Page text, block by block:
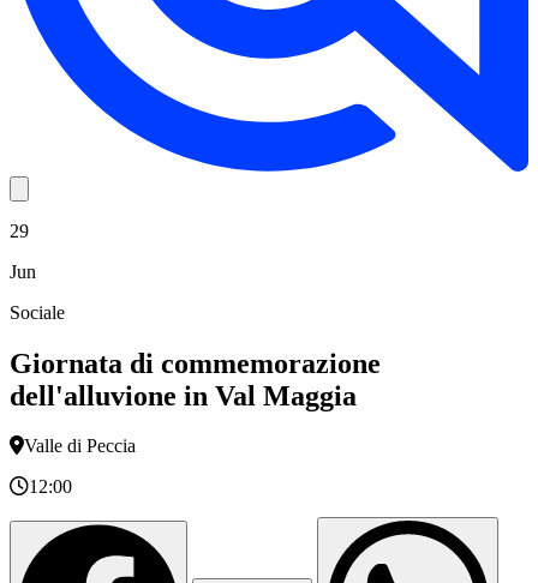
29
Jun
Sociale
Giornata di commemorazione
dell'alluvione in Val Maggia
Valle di Peccia
12:00